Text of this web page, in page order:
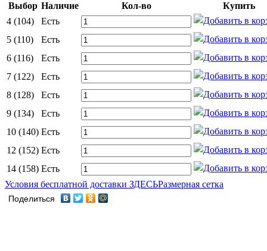
Выбор Наличие Кол-во
Купить
4 (104)
Есть
5 (110)
Есть
6 (116)
Есть
7 (122)
Есть
8 (128)
Есть
9 (134)
Есть
10 (140) Есть
12 (152) Есть
14 (158) Есть
Условия бесплатной доставки ЗДЕСЬРазмерная сетка
Поделиться